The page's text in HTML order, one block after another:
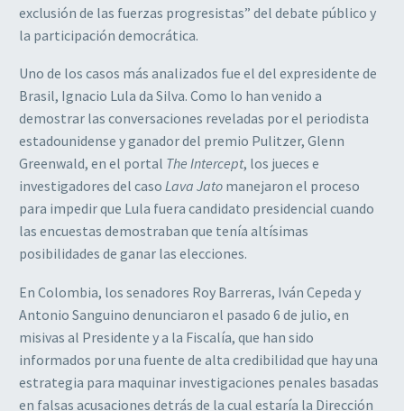
exclusión de las fuerzas progresistas” del debate público y
la participación democrática.
Uno de los casos más analizados fue el del expresidente de
Brasil, Ignacio Lula da Silva. Como lo han venido a
demostrar las conversaciones reveladas por el periodista
estadounidense y ganador del premio Pulitzer, Glenn
Greenwald, en el portal The Intercept, los jueces e
investigadores del caso Lava Jato manejaron el proceso
para impedir que Lula fuera candidato presidencial cuando
las encuestas demostraban que tenía altísimas
posibilidades de ganar las elecciones.
En Colombia, los senadores Roy Barreras, Iván Cepeda y
Antonio Sanguino denunciaron el pasado 6 de julio, en
misivas al Presidente y a la Fiscalía, que han sido
informados por una fuente de alta credibilidad que hay una
estrategia para maquinar investigaciones penales basadas
en falsas acusaciones detrás de la cual estaría la Dirección